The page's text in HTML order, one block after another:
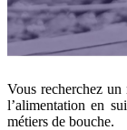
Vous recherchez
l’alimentation en
métiers de bouche.